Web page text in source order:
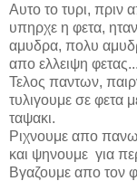
Αυτο το τυρι, πριν
υπηρχε η φετα,
αμυδρα, πολυ
απο ελλειψη
Τελος παντων,
τυλιγουμε σε φετα
ταψακι.
Ριχνουμε απο
και ψηνουμε για
Bγαζουμε απο τον